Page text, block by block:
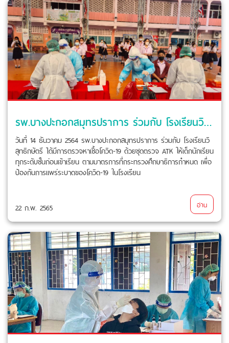
รพ.บางปะกอกสมุทรปราการ ร่วมกับ โรงเรียนวิสุทธิกษัตรี ได้มีการตรวจหาเชื้อโควิด-19 ด้วยชุดตรวจ ATK
วันที่ 14 ธันวาคม 2564 รพ.บางปะกอกสมุทรปราการ ร่วมกับ โรงเรียนวิ
สุทธิกษัตรี ได้มีการตรวจหาเชื้อโควิด-19 ด้วยชุดตรวจ ATK ให้เด็กนักเรียน
ทุกระดับชั้นก่อนเข้าเรียน ตามมาตรการที่กระทรวงศึกษาธิการกำหนด เพื่อ
ป้องกันการแพร่ระบาดของโควิด-19 ในโรงเรียน
22 ก.พ. 2565 อ่าน